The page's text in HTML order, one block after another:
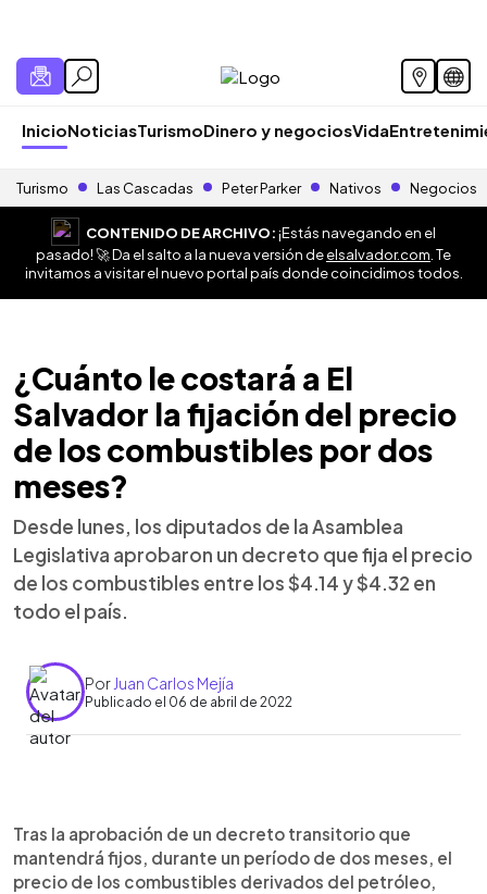
InicioNoticiasTurismoDinero y negociosVida
Turismo Las Cascadas Peter Parker Nativos Negocios
CONTENIDO DE ARCHIVO:¡Estás navegando en el
pasado! 🚀 Da el salto a la nueva versión deelsalvador.com . Te
invitamos a visitar el nuevo portal país donde coincidimos todos.
¿Cuánto le costará a El
Salvador la fijación del precio
de los combustibles por dos
meses?
Desde lunes, los diputados de la Asamblea
Legislativa aprobaron un decreto que fija el precio
de los combustibles entre los $4.14 y $4.32 en
todo el país.
Por Juan Carlos Mejía
Publicado el 06 de abril de 2022
Escuchar artículo
Tras la aprobación de un decreto transitorio que
mantendrá fijos, durante un período de dos meses, el
precio de los combustibles derivados del petróleo,